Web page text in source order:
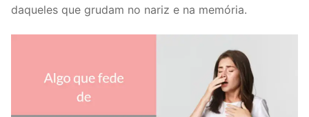
daqueles que grudam no nariz e na memória.